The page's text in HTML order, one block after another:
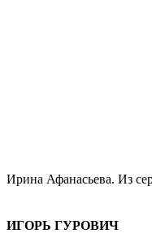
Ирина Афанасьева. Из
ИГОРЬ ГУРОВИЧ